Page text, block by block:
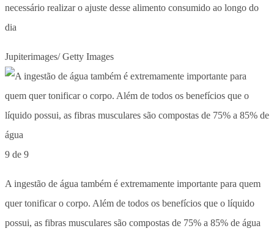
necessário realizar o ajuste desse alimento consumido ao longo do
dia
Jupiterimages/ Getty Images
9 de 9
A ingestão de água também é extremamente importante para quem
quer tonificar o corpo. Além de todos os benefícios que o líquido
possui, as fibras musculares são compostas de 75% a 85% de água